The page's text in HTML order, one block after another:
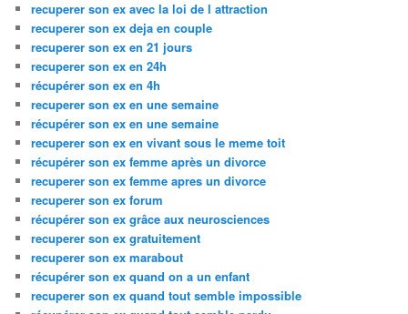
recuperer son ex avec la loi de l attraction
recuperer son ex deja en couple
recuperer son ex en 21 jours
recuperer son ex en 24h
récupérer son ex en 4h
recuperer son ex en une semaine
récupérer son ex en une semaine
recuperer son ex en vivant sous le meme toit
récupérer son ex femme après un divorce
recuperer son ex femme apres un divorce
recuperer son ex forum
récupérer son ex grâce aux neurosciences
recuperer son ex gratuitement
recuperer son ex marabout
récupérer son ex quand on a un enfant
recuperer son ex quand tout semble impossible